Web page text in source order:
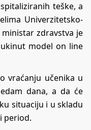
teške, a
Univerzitetsko-
zdravstva je
model on line
vraćanju učenika u
dana, a da će
situaciju i u skladu
period.